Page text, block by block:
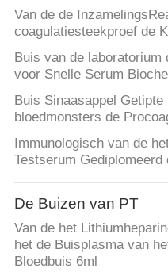
Van de de
coagulatiesteekproef de
Buis van de laboratorium
voor Snelle Serum
Buis Sinaasappel
bloedmonsters de
Immunologisch van de
Testserum
De Buizen van PT
Van de het
het de Buisplasma van
Bloedbuis 6ml